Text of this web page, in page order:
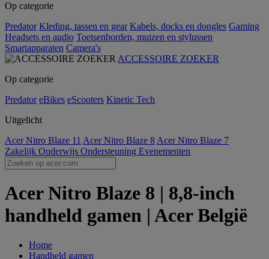
Op categorie
Predator Kleding, tassen en gear Kabels, docks en dongles Gaming
Headsets en audio Toetsenborden, muizen en stylussen
Smartapparaten Camera's
ACCESSOIRE ZOEKER
Op categorie
Predator eBikes eScooters Kinetic Tech
Uitgelicht
Acer Nitro Blaze 11 Acer Nitro Blaze 8 Acer Nitro Blaze 7
Zakelijk Onderwijs Ondersteuning Evenementen
Acer Nitro Blaze 8 | 8,8-inch
handheld gamen | Acer België
Home
Handheld gamen